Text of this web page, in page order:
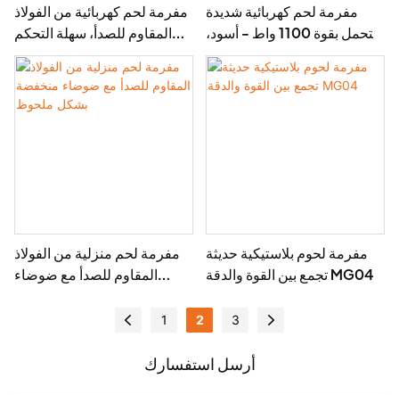
مفرمة لحم كهربائية من الفولاذ
المقاوم للصدأ، سهلة التحكم
الميكانيكي للاستخدام المنزلي،
بقوة 1400 واط
مفرمة لحم كهربائية شديدة
التحمل بقوة 1100 واط - أسود،
3 أقراص، للاستخدام المنزلي
مفرمة لحم منزلية من الفولاذ
المقاوم للصدأ مع ضوضاء
مفرمة لحوم بلاستيكية حديثة
تجمع بين القوة والدقة MG04
1 2 3
أرسل استفسارك